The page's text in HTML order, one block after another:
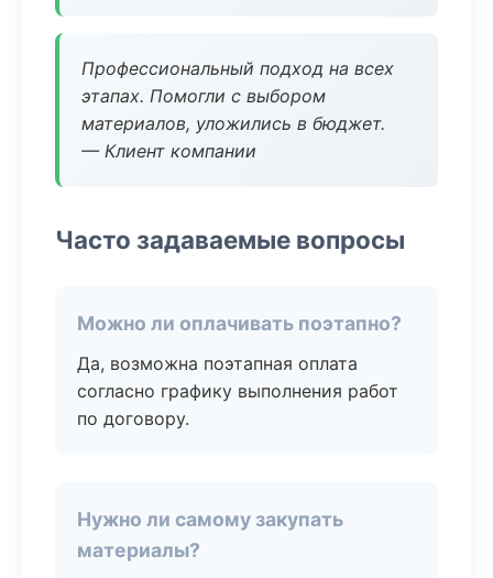
Профессиональный подход на всех
этапах. Помогли с выбором
материалов, уложились в бюджет.
— Клиент компании
Часто задаваемые вопросы
Можно ли оплачивать поэтапно?
Да, возможна поэтапная оплата
согласно графику выполнения работ
по договору.
Нужно ли самому закупать
материалы?